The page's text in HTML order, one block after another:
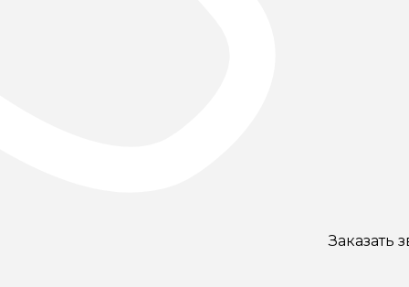
Заказать